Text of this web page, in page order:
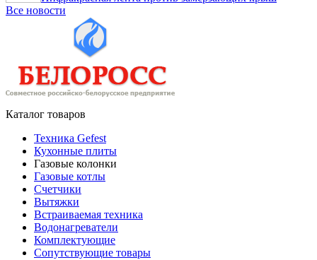
Все новости
Каталог товаров
Техника Gefest
Кухонные плиты
Газовые колонки
Газовые котлы
Счетчики
Вытяжки
Встраиваемая техника
Водонагреватели
Комплектующие
Сопутствующие товары